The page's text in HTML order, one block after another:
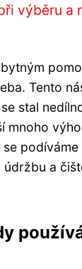
výběru a
Tento
stal
mnoho
a